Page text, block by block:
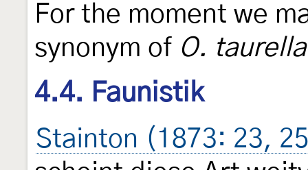
For the moment we
synonym of O. taurella
4.4. Faunistik
Stainton (1873: 23,